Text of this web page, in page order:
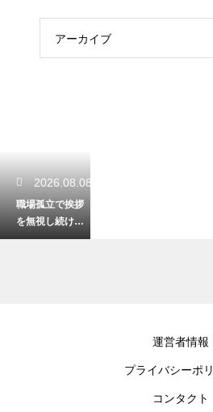
アーカイブ
2026.08.08
職場孤立で挨拶
を無視し続ける
理由と心理！心
運営者情報
プライバシーポ
コンタクト